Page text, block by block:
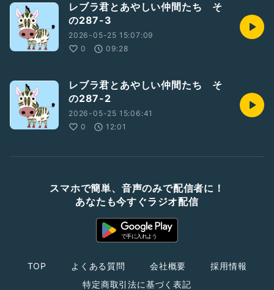
レブラ君とあやしい仲間たち そ
の287-3
2026-05-25 15:07:09
0
09:28
レブラ君とあやしい仲間たち そ
の287-2
2026-05-25 15:06:41
0
12:01
スマホで簡単、音声のみで配信者に！
あなたも今すぐラジオ配信
TOP よくある質問 会社概要
採用情報
特定商取引法に基づく表記